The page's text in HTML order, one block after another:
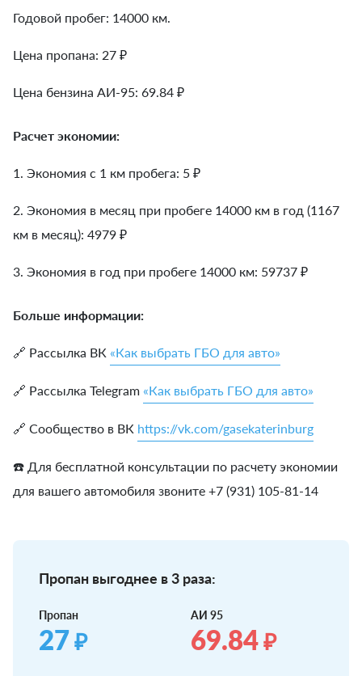
Годовой пробег: 14000 км.
Цена пропана: 27 ₽
Цена бензина АИ-95: 69.84 ₽
Расчет экономии:
1. Экономия с 1 км пробега: 5 ₽
2. Экономия в месяц при пробеге 14000 км в год (1167
км в месяц): 4979 ₽
3. Экономия в год при пробеге 14000 км: 59737 ₽
Больше информации:
🔗 Рассылка ВК «Как выбрать ГБО для авто»
🔗 Рассылка Telegram «Как выбрать ГБО для авто»
🔗 Сообщество в ВК https://vk.com/gasekaterinburg
☎️ Для бесплатной консультации по расчету экономии
для вашего автомобиля звоните +7 (931) 105-81-14
Пропан выгоднее в 3 раза:
Пропан
27₽
АИ 95
69.84₽